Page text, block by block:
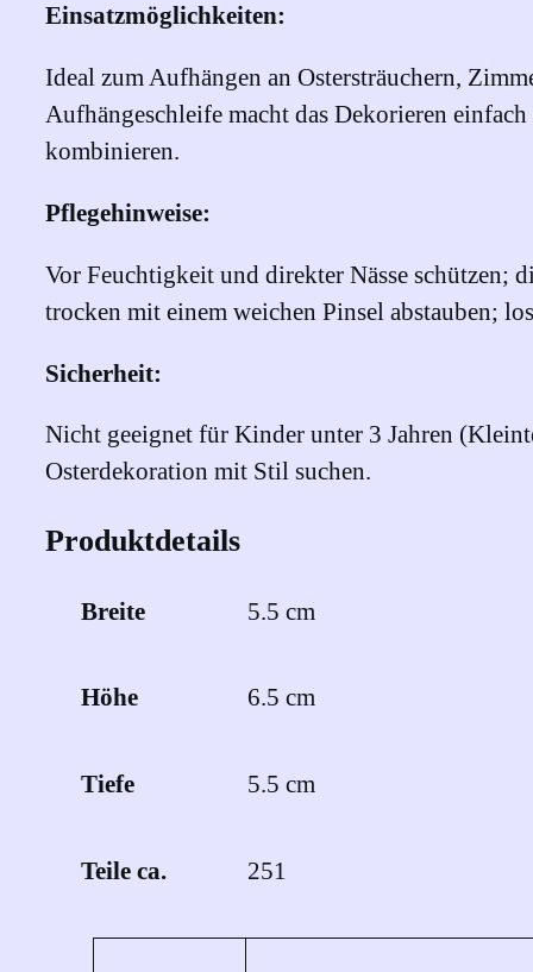
Einsatzmöglichkeiten:
Ideal zum Aufhängen an Ostersträuchern,
Aufhängeschleife macht das Dekorieren
kombinieren.
Pflegehinweise:
Vor Feuchtigkeit und direkter Nässe schützen;
trocken mit einem weichen Pinsel abstauben;
Sicherheit:
Nicht geeignet für Kinder unter 3 Jahren
Osterdekoration mit Stil suchen.
Produktdetails
Breite 5.5 cm
Höhe 6.5 cm
Tiefe 5.5 cm
Teile ca. 251